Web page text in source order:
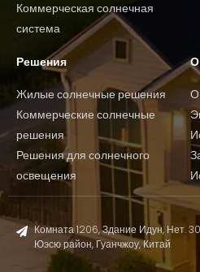
Коммерческая солнечная
система
Решения
Жилые солнечные решения
Коммерческие солнечные
решения
Решения для солнечного
освещения
О
О
Комната 1206, Здание Идун, Нет.
Юэсю район, Гуанчжоу, Китай